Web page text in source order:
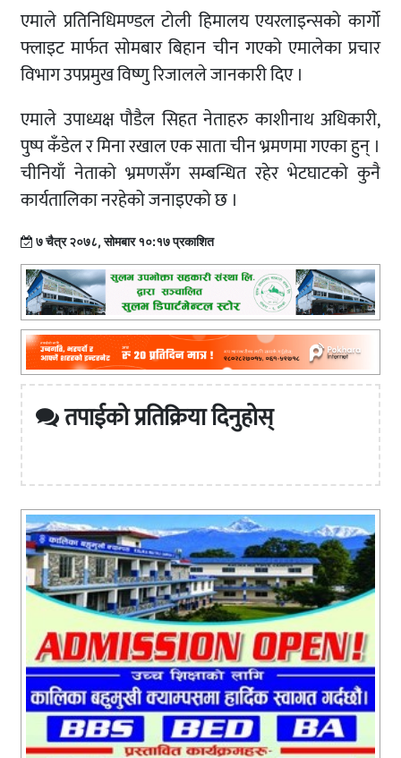
एमाले प्रतिनिधिमण्डल टोली हिमालय एयरलाइन्सको कार्गो
फ्लाइट मार्फत सोमबार बिहान चीन गएको एमालेका प्रचार
विभाग उपप्रमुख विष्णु रिजालले जानकारी दिए ।
एमाले उपाध्यक्ष पौडैल सिहत नेताहरु काशीनाथ अधिकारी,
पुष्प कँडेल र मिना रखाल एक साता चीन भ्रमणमा गएका हुन् ।
चीनियाँ नेताको भ्रमणसँग सम्बन्धित रहेर भेटघाटको कुनै
कार्यतालिका नरहेको जनाइएको छ ।
७ चैत्र २०७८, सोमबार १०:१७ प्रकाशित
तपाईको प्रतिक्रिया दिनुहोस्